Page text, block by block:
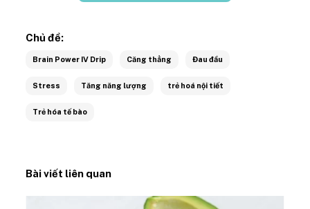
Chủ đề:
Brain Power IV Drip Căng thẳng Đau đầu
Stress Tăng năng lượng trẻ hoá nội tiết
Trẻ hóa tế bào
Bài viết liên quan